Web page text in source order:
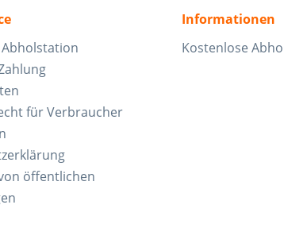
für Verbraucher
öffentlichen
Informationen
Kostenlose